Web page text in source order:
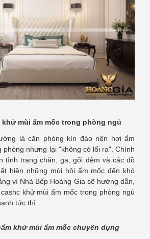
khử mùi ẩm mốc trong phòng ngủ
là căn phòng kín đáo nên hơi ẩm
phòng nhưng lại "không có lối ra". Chính
tình trạng chăn, ga, gối đệm và các đồ
hiện những mùi hôi ẩm mốc đến khó
vì Nhà Bếp Hoàng Gia sẽ hưởng dẫn,
khử mùi ẩm mốc trong phòng ngủ
tức thì.
khử mùi ẩm mốc chuyên dụng